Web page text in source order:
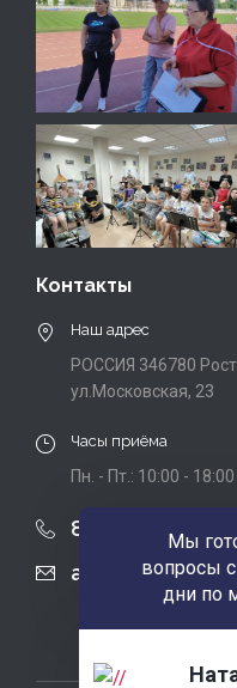
Контакты
Наш адрес
РОССИЯ 346780
ул.Московская, 23
Часы приёма
Пн. - Пт.: 10:00 - 18:00
8 (863) 424-22-
Мы
вопросы
дни по